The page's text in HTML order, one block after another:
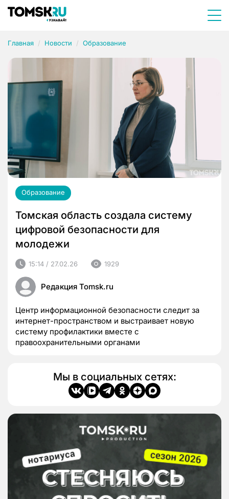
Главная Новости Образование
Образование
Томская область создала систему
цифровой безопасности для
молодежи
15:14 / 27.02.26 1929
Редакция Tomsk.ru
Центр информационной безопасности следит за
интернет-пространством и выстраивает новую
систему профилактики вместе с
правоохранительными органами
Мы в социальных сетях: